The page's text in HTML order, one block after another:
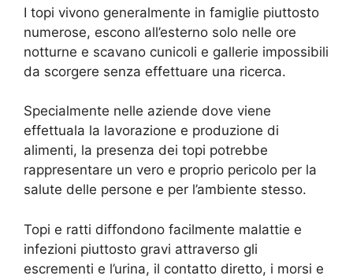
I topi vivono generalmente in famiglie piuttosto
numerose, escono all’esterno solo nelle ore
notturne e scavano cunicoli e gallerie impossibili
da scorgere senza effettuare una ricerca.
Specialmente nelle aziende dove viene
effettuala la lavorazione e produzione di
alimenti, la presenza dei topi potrebbe
rappresentare un vero e proprio pericolo per la
salute delle persone e per l’ambiente stesso.
Topi e ratti diffondono facilmente malattie e
infezioni piuttosto gravi attraverso gli
escrementi e l’urina, il contatto diretto, i morsi e